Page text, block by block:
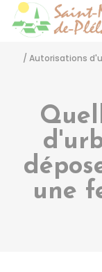
/ Autorisations
une